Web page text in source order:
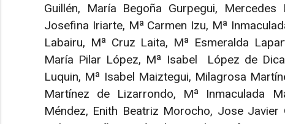
Guillén, María Begoña Gurpegui,
Josefina Iriarte, Mª Carmen Izu, Mª
Labairu, Mª Cruz Laita, Mª Esmeralda
María Pilar López, Mª Isabel López de
Luquin, Mª Isabel Maiztegui, Milagrosa
Martínez de Lizarrondo, Mª Inmaculada
Méndez, Enith Beatriz Morocho, Jose Javier